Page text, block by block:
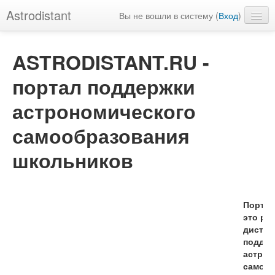
Astrodistant Вы не вошли в систему (Вход)
ASTRODISTANT.RU -
портал поддержки
астрономического
самообразования
школьников
это